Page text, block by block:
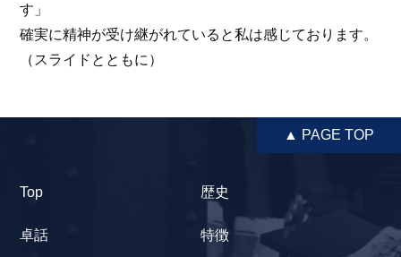
す」
確実に精神が受け継がれていると私は感じております。
（スライドとともに）
▲ PAGE TOP
Top
卓話
歴史
特徴